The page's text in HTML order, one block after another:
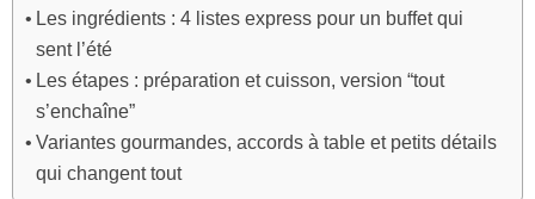
Les ingrédients : 4 listes express pour un buffet qui
sent l’été
Les étapes : préparation et cuisson, version “tout
s’enchaîne”
Variantes gourmandes, accords à table et petits détails
qui changent tout